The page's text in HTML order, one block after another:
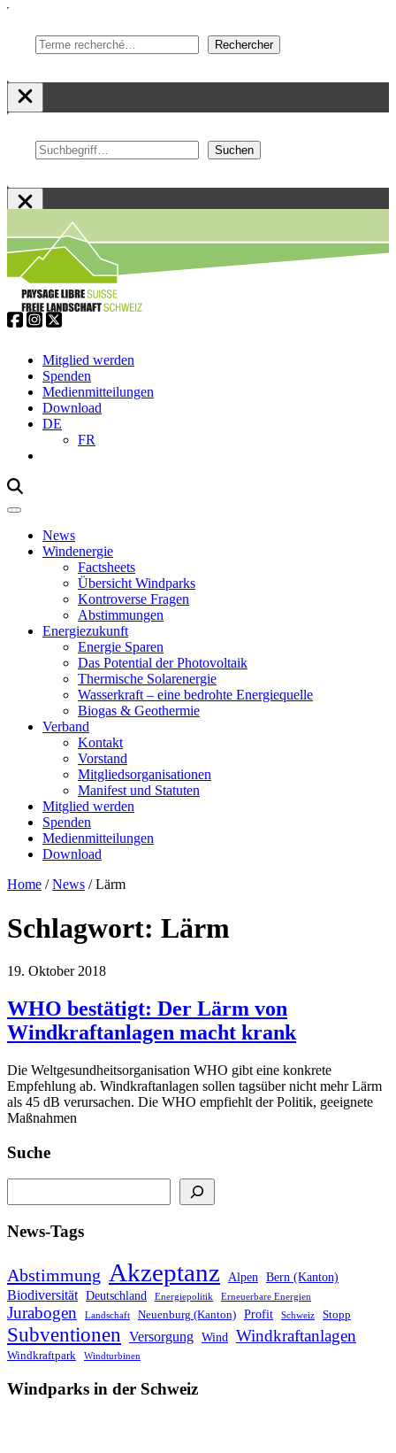
Suchen Rechercher
Suchen Suchen
springen
Service
Mitglied werden
Spenden
Medienmitteilungen
Download
DE
FR
Mobile
Navigation
News
Windenergie
Factsheets
Übersicht Windparks
Kontroverse Fragen
Abstimmungen
Energiezukunft
Energie Sparen
Das Potential der Photovoltaik
Thermische Solarenergie
Wasserkraft – eine bedrohte Energiequelle
Biogas & Geothermie
Verband
Kontakt
Vorstand
Mitgliedsorganisationen
Manifest und Statuten
Mitglied werden
Spenden
Medienmitteilungen
Download
Home /News /Lärm
Schlagwort: Lärm
19. Oktober 2018
WHO bestätigt: Der Lärm von
Windkraftanlagen macht krank
Die Weltgesundheitsorganisation WHO gibt eine konkrete
Empfehlung ab. Windkraftanlagen sollen tagsüber nicht mehr Lärm
als 45 dB verursachen. Die WHO empfiehlt der Politik, geeignete
Maßnahmen
Suche
News-Tags
Abstimmung Akzeptanz Alpen Bern (Kanton)
Biodiversität Deutschland Energiepolitik Erneuerbare Energien
Jurabogen Landschaft Neuenburg (Kanton) Profit Schweiz Stopp
Subventionen Versorgung Wind Windkraftanlagen
Windkraftpark Windturbinen
Windparks in der Schweiz